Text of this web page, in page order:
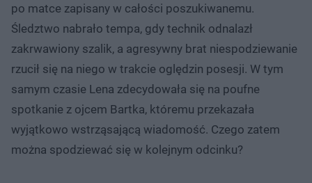
po matce zapisany w całości poszukiwanemu.
Śledztwo nabrało tempa, gdy technik odnalazł
zakrwawiony szalik, a agresywny brat niespodziewanie
rzucił się na niego w trakcie oględzin posesji. W tym
samym czasie Lena zdecydowała się na poufne
spotkanie z ojcem Bartka, któremu przekazała
wyjątkowo wstrząsającą wiadomość. Czego zatem
można spodziewać się w kolejnym odcinku?